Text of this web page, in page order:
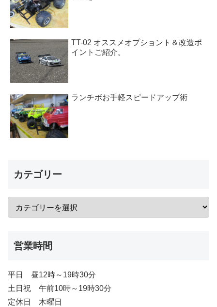
TT-02 オススメオプショント＆改造ポ
イントご紹介。
ランチボお手軽スピードアップ術
カテゴリー
営業時間
平日 昼12時～19時30分
土日祝 午前10時～19時30分
定休日 木曜日